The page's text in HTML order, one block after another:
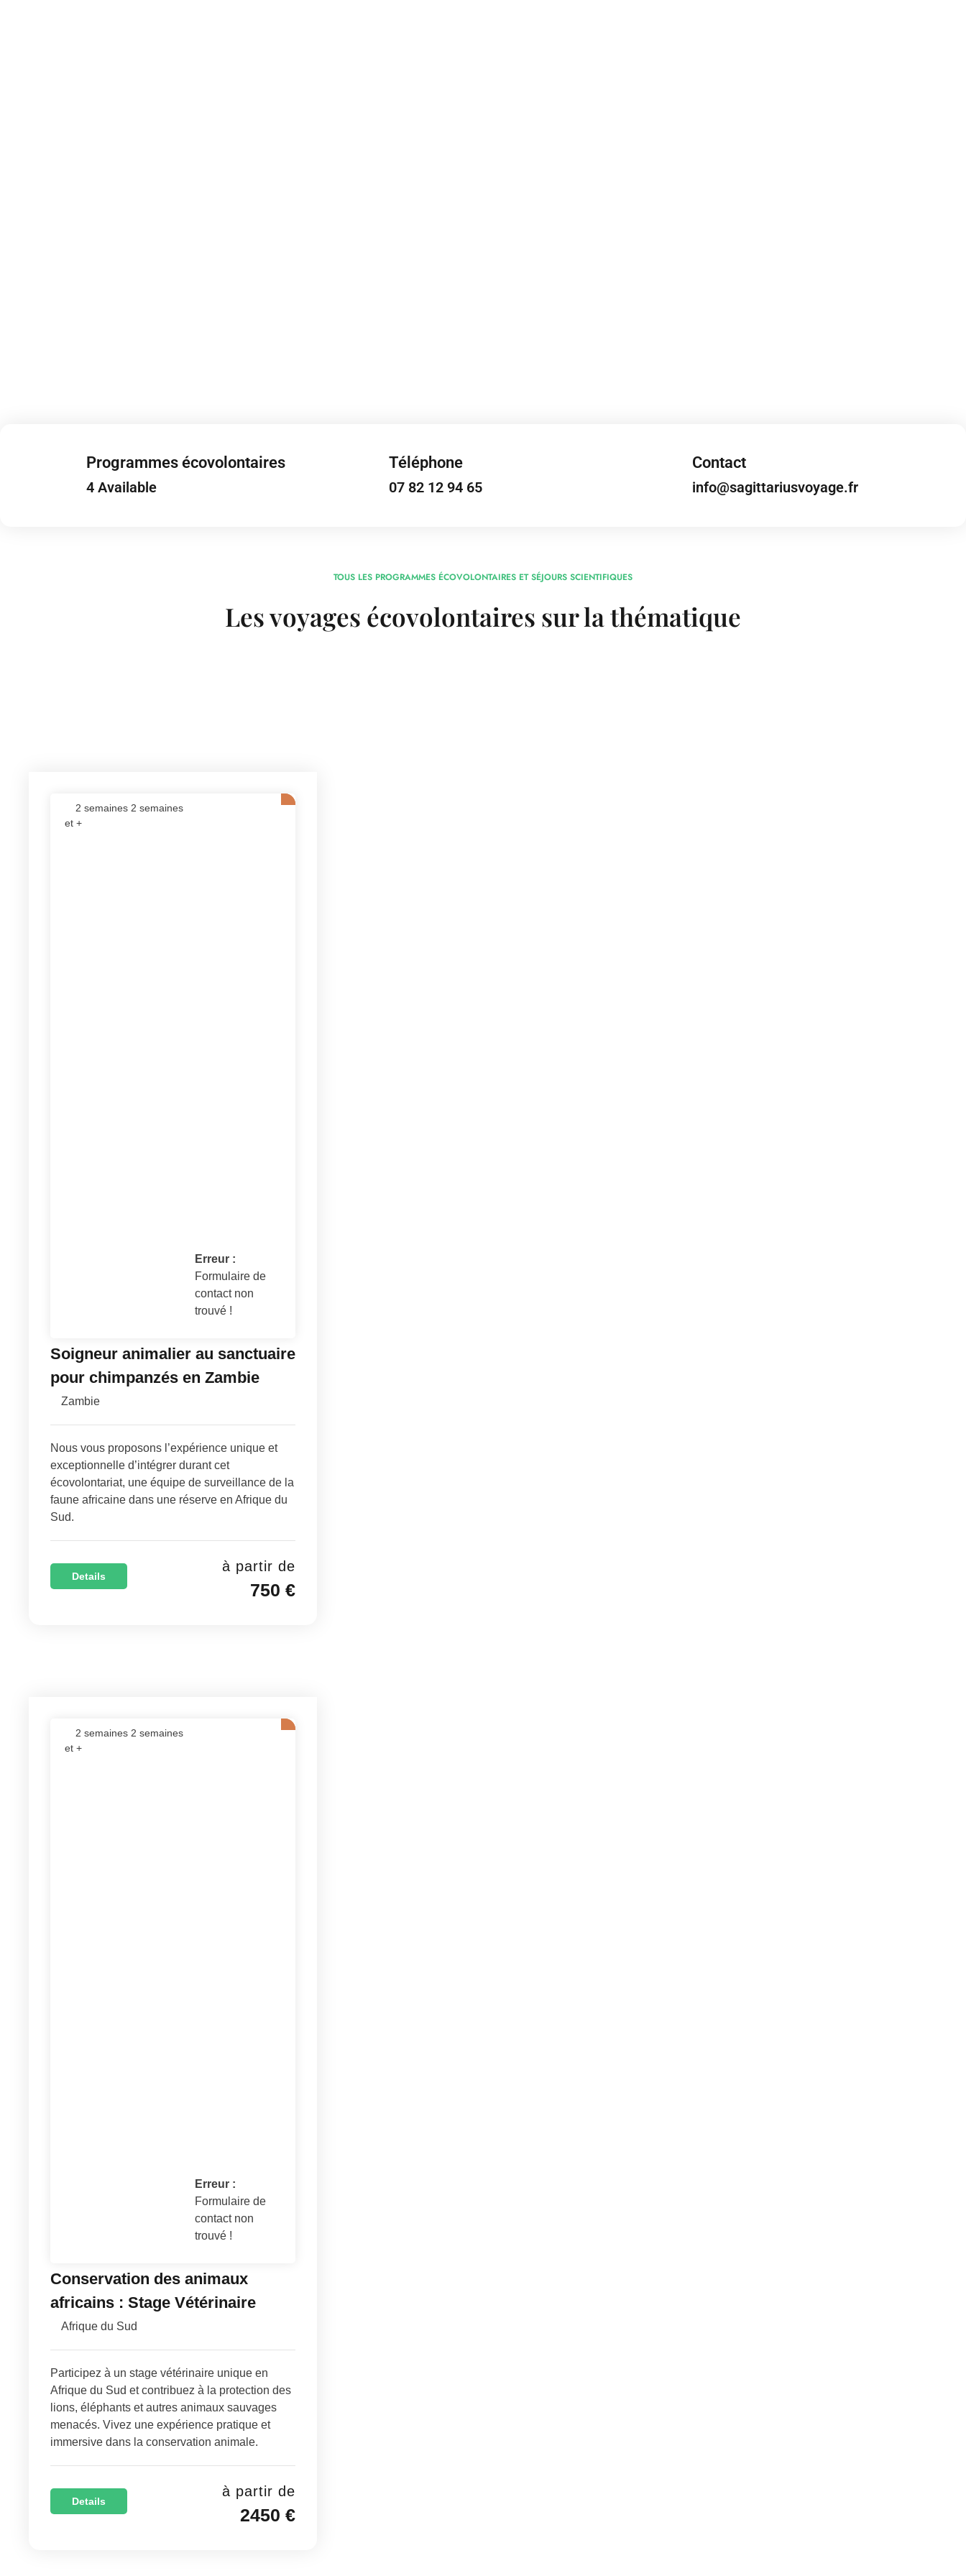
Programmes écovolontaires
4 Available
Téléphone
07 82 12 94 65
Contact
info@sagittariusvoyage.fr
TOUS LES PROGRAMMES ÉCOVOLONTAIRES ET SÉJOURS SCIENTIFIQUES
Les voyages écovolontaires sur la thématique
2 semaines 2 semaines
et +
Erreur :
Formulaire de
contact non
trouvé !
Soigneur animalier au sanctuaire
pour chimpanzés en Zambie
Zambie
Nous vous proposons l’expérience unique et
exceptionnelle d’intégrer durant cet
écovolontariat, une équipe de surveillance de la
faune africaine dans une réserve en Afrique du
Sud.
Details
à partir de
750 €
2 semaines 2 semaines
et +
Erreur :
Formulaire de
contact non
trouvé !
Conservation des animaux
africains : Stage Vétérinaire
Afrique du Sud
Participez à un stage vétérinaire unique en
Afrique du Sud et contribuez à la protection des
lions, éléphants et autres animaux sauvages
menacés. Vivez une expérience pratique et
immersive dans la conservation animale.
Details
à partir de
2450 €